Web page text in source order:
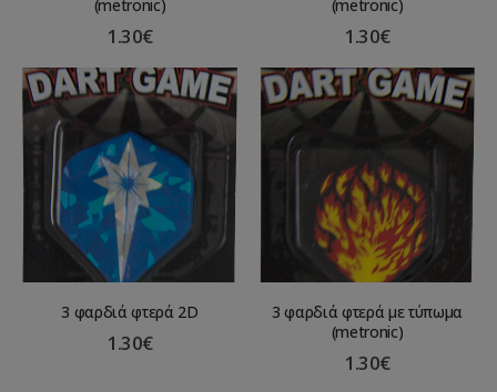
(metronic)
1.30€
(metronic)
1.30€
3 φαρδιά φτερά 2D
1.30€
3 φαρδιά φτερά με τύπωμα
(metronic)
1.30€